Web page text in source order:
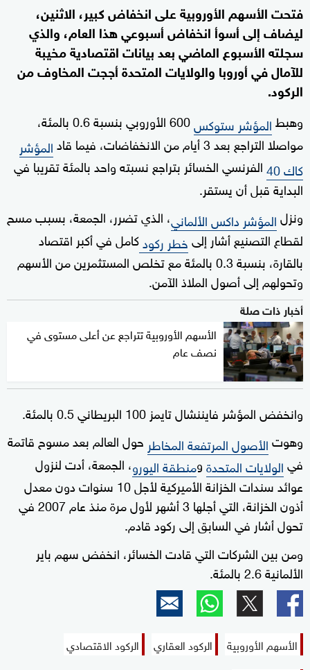
فتحت الأسهم الأوروبية على انخفاض كبير، الاثنين،
ليضاف إلى أسوأ انخفاض أسبوعي هذا العام، والذي
سجلته الأسبوع الماضي بعد بيانات اقتصادية مخيبة
للآمال في أوروبا والولايات المتحدة أججت المخاوف من
الركود.
وهبطالمؤشر ستوكس
600 الأوروبي بنسبة 0.6 بالمئة،
مواصلا التراجع بعد 3 أيام من الانخفاضات، فيما قاد
المؤشر
كاك 40
الفرنسي الخسائر بتراجع نسبته واحد بالمئة تقريبا في
البداية قبل أن يستقر.
ونزلالمؤشر داكس الألماني، الذي تضرر، الجمعة، بسبب مسح
لقطاع التصنيع أشار إلىخطر ركودكامل في أكبر اقتصاد
بالقارة، بنسبة 0.3 بالمئة مع تخلص المستثمرين من الأسهم
وتحولهم إلى أصول الملاذ الآمن.
أخبار ذات صلة
الأسهم الأوروبية تتراجع عن أعلى مستوى في
نصف عام
وانخفض المؤشر فايننشال تايمز 100 البريطاني 0.5 بالمئة.
وهوتالأصول المرتفعة المخاطر حول العالم بعد مسوح قاتمة
فيالولايات المتحدةومنطقة اليورو، الجمعة، أدت لنزول
عوائد سندات الخزانة الأميركية لأجل 10 سنوات دون معدل
أذون الخزانة، التي أجلها 3 أشهر لأول مرة منذ عام 2007 في
تحول أشار في السابق إلى ركود قادم.
ومن بين الشركات التي قادت الخسائر، انخفض سهم باير
الألمانية 2.6 بالمئة.
الأسهم الأوروبية الركود العقاري
الركود الاقتصادي